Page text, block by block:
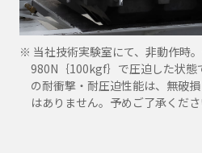
※ 当社技術実験室にて、非動作時
980N｛100kgf｝で圧迫した状態
の耐衝撃・耐圧迫性能は、無破
はありません。予めご了承くださ